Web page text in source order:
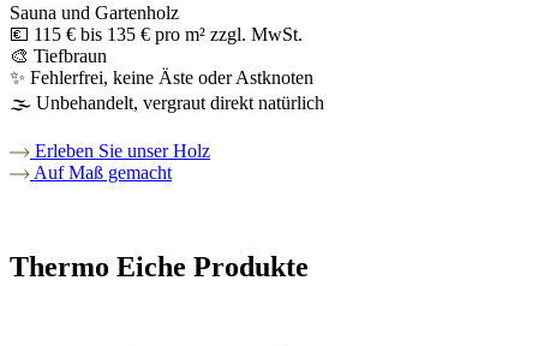
Sauna und Gartenholz
💶 115 € bis 135 € pro m² zzgl. MwSt.
🎨 Tiefbraun
✨ Fehlerfrei, keine Äste oder Astknoten
🌫️ Unbehandelt, vergraut direkt natürlich
Erleben Sie unser Holz
Auf Maß gemacht
Thermo Eiche Produkte